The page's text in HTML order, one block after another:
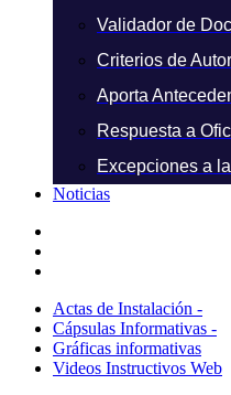
Validador de
Criterios de
Aporta
Respuesta a
Excepciones a
Noticias
Actas de Instalación -
Cápsulas Informativas -
Gráficas informativas
Videos Instructivos Web